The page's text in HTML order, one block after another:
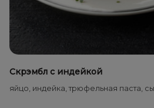
Скрэмбл с индейкой
яйцо, индейка, трюфельная паста,